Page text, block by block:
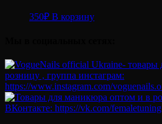
350₽ В корзину